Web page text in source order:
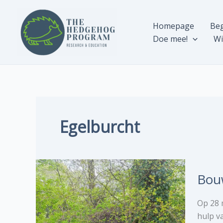
inhoud
Homepage
Doe mee!
Egelburcht
Op 28
hulp